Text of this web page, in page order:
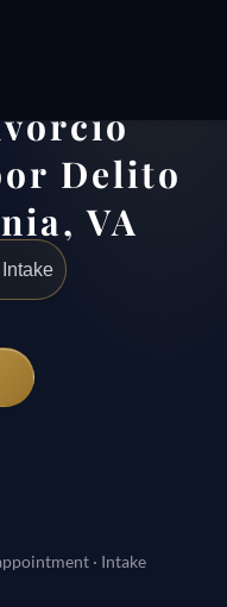
Delito
VA
Intake
· Intake